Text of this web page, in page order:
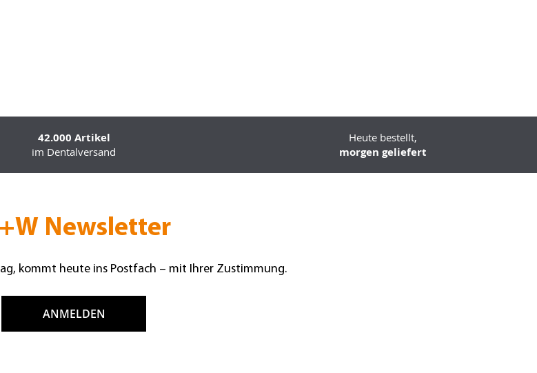
42.000 Artikel
im Dentalversand
Heute bestellt,
morgen geliefert
Newsletter
kommt heute ins Postfach – mit Ihrer Zustimmung.
ANMELDEN